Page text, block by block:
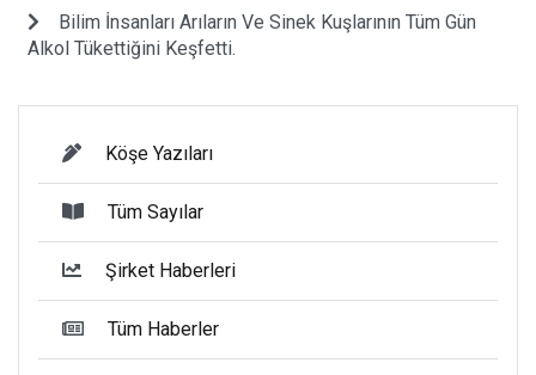
Bilim İnsanları Arıların Ve Sinek Kuşlarının Tüm Gün
Alkol Tükettiğini Keşfetti.
Köşe Yazıları
Tüm Sayılar
Şirket Haberleri
Tüm Haberler